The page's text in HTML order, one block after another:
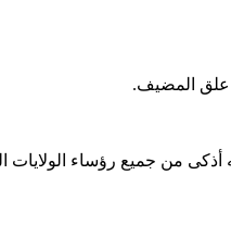
علق المضيف.